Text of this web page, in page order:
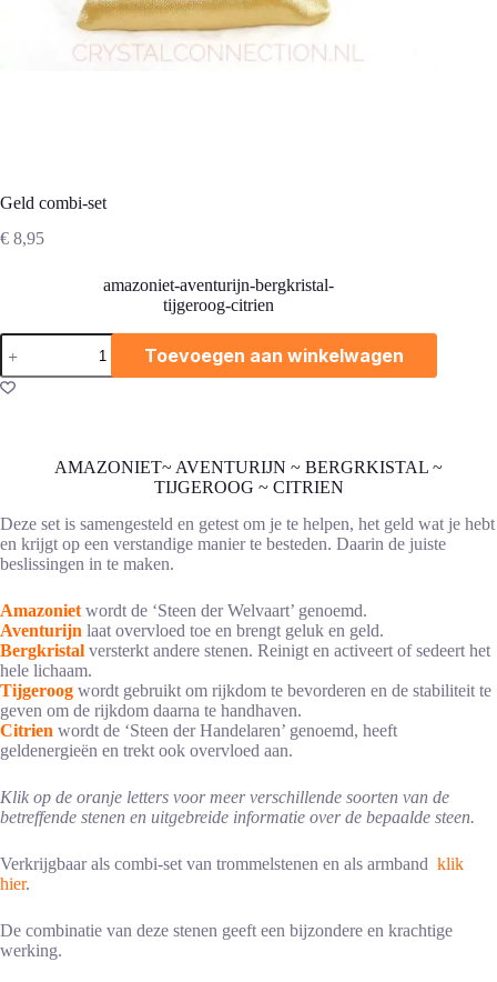
Geld combi-set
€ 8,95
amazoniet-aventurijn-bergkristal-
tijgeroog-citrien
Geld
combi-
set
aantal
Toevoegen aan winkelwagen
AMAZONIET~ AVENTURIJN ~ BERGRKISTAL ~
TIJGEROOG ~ CITRIEN
Deze set is samengesteld en getest om je te helpen, het geld wat je hebt
en krijgt op een verstandige manier te besteden. Daarin de juiste
beslissingen in te maken.
Amazoniet wordt de ‘Steen der Welvaart’ genoemd.
Aventurijn laat overvloed toe en brengt geluk en geld.
Bergkristal versterkt andere stenen. Reinigt en activeert of sedeert het
hele lichaam.
Tijgeroog wordt gebruikt om rijkdom te bevorderen en de stabiliteit te
geven om de rijkdom daarna te handhaven.
Citrien wordt de ‘Steen der Handelaren’ genoemd, heeft
geldenergieën en trekt ook overvloed aan.
Klik op de oranje letters voor meer verschillende soorten van de
betreffende stenen en uitgebreide informatie over de bepaalde steen.
Verkrijgbaar als combi-set van trommelstenen en als armband klik
hier.
De combinatie van deze stenen geeft een bijzondere en krachtige
werking.